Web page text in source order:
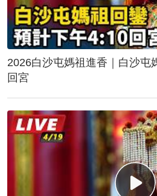
2026白沙屯媽祖進香｜白沙屯媽祖回鑾
回宮